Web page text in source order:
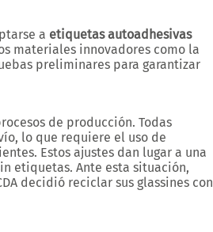
a etiquetas autoadhesivas
materiales innovadores como la
preliminares para garantizar
de producción. Todas
lo que requiere el uso de
Estos ajustes dan lugar a una
etiquetas. Ante esta situación,
decidió reciclar sus glassines con